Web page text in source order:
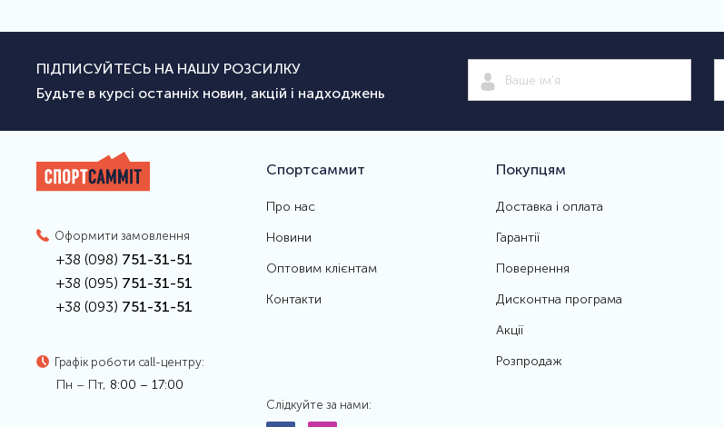
ПІДПИСУЙТЕСЬ НА НАШУ РОЗСИЛКУ
Будьте в курсі останніх новин, акцій і надходжень
Оформити замовлення
+38 (098) 751-31-51
+38 (095) 751-31-51
+38 (093) 751-31-51
Графік роботи call-центру:
Пн – Пт, 8:00 – 17:00
Спортсаммит
Про нас
Новини
Оптовим клієнтам
Контакти
Покупцям
Доставка і оплата
Гарантії
Повернення
Дисконтна програма
Акції
Розпродаж
Слідкуйте за нами: